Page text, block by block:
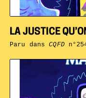
LA JUSTICE
Paru dansCQFD